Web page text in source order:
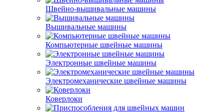
Швейно-вышивальные машины
Вышивальные машины
Компьютерные швейные машины
Электронные швейные машины
Электромеханические швейные машины
Коверлоки